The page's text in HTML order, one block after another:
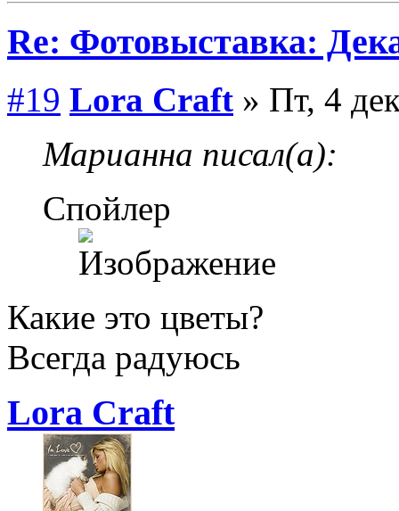
Re: Фотовыставка:
#19 Lora Craft » Пт, 4
Марианна писал(а):
Спойлер
Какие это цветы?
Всегда радуюсь
Lora Craft